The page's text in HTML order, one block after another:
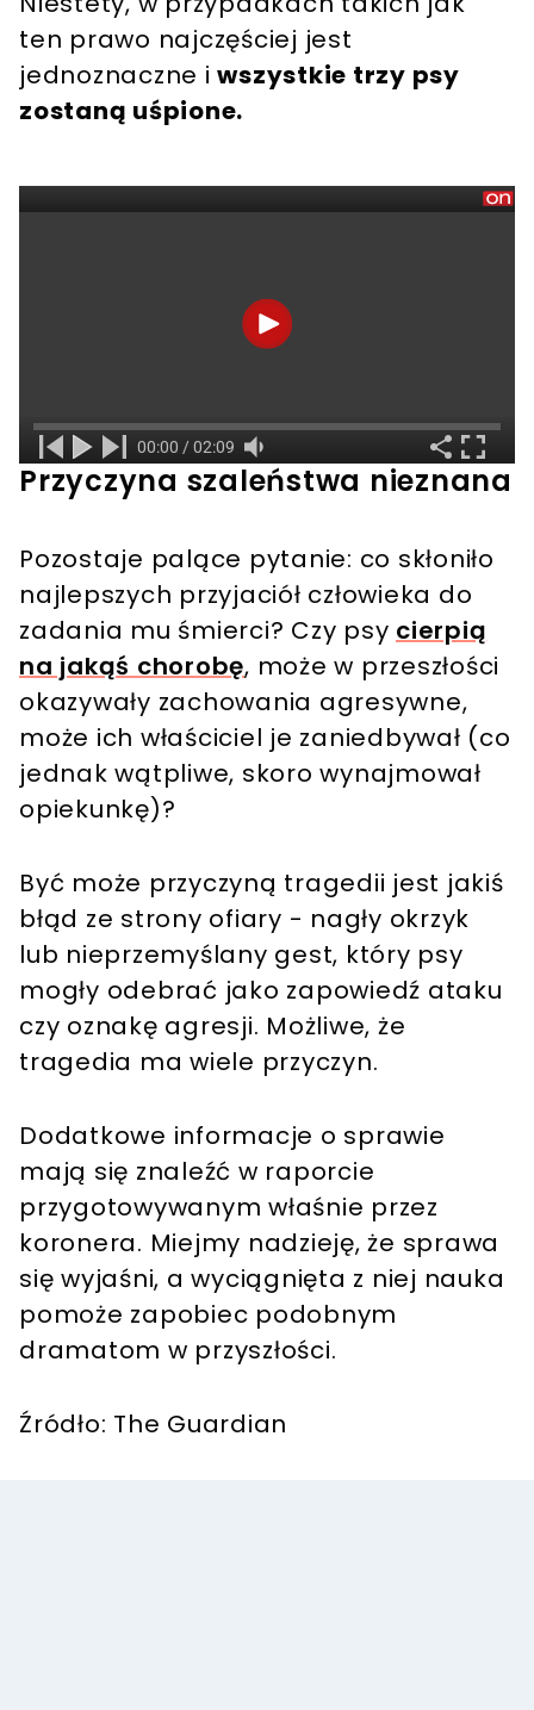
ten prawo najczęściej jest
jednoznaczne iwszystkie trzy psy
zostaną uśpione.
Przyczyna szaleństwa nieznana
Pozostaje palące pytanie: co skłoniło
najlepszych przyjaciół człowieka do
zadania mu śmierci? Czy psy cierpią
na jakąś chorobę, może w przeszłości
okazywały zachowania agresywne,
może ich właściciel je zaniedbywał (co
jednak wątpliwe, skoro wynajmował
opiekunkę)?
Być może przyczyną tragedii jest jakiś
błąd ze strony ofiary - nagły okrzyk
lub nieprzemyślany gest, który psy
mogły odebrać jako zapowiedź ataku
czy oznakę agresji. Możliwe, że
tragedia ma wiele przyczyn.
Dodatkowe informacje o sprawie
mają się znaleźć w raporcie
przygotowywanym właśnie przez
koronera. Miejmy nadzieję, że sprawa
się wyjaśni, a wyciągnięta z niej nauka
pomoże zapobiec podobnym
dramatom w przyszłości.
Źródło: The Guardian